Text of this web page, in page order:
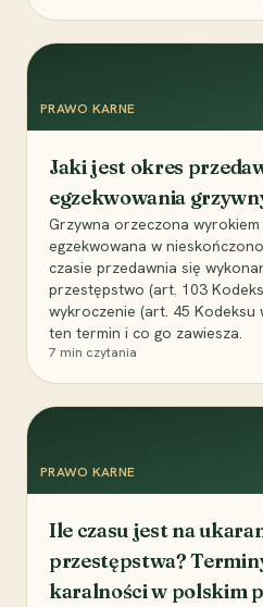
PRAWO KARNE
Jaki jest okres
egzekwowania
Grzywna orzeczona
egzekwowana w
czasie przedawnia się
przestępstwo (art. 103
wykroczenie (art. 45 Kodeksu
ten termin i co go zawiesza.
7 min czytania
PRAWO KARNE
Ile czasu jest na
przestępstwa?
karalności w polskim